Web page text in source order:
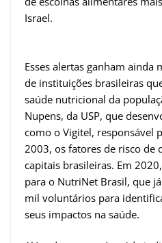
Israel.
Esses alertas ganham
de instituições brasileiras
saúde nutricional da
Nupens, da USP, que
como o Vigitel, responsável
2003, os fatores de risco de
capitais brasileiras. Em
para o NutriNet Brasil, que
mil voluntários para
seus impactos na saúde.